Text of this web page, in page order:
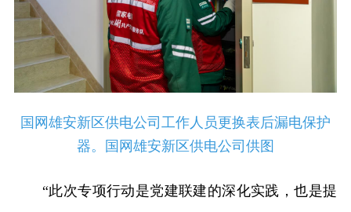
国网雄安新区供电公司工作人员更换表后漏电保护
器。国网雄安新区供电公司供图
“此次专项行动是党建联建的深化实践，也是提